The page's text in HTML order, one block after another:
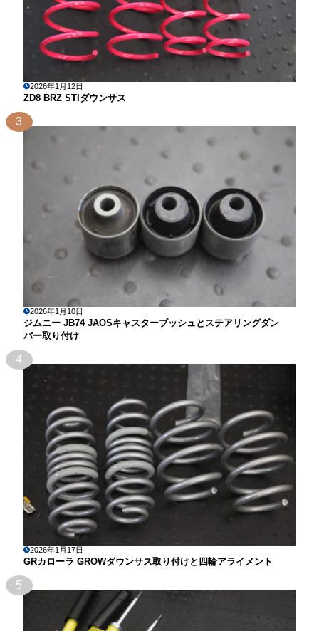
2026年1月12日
ZD8 BRZ STIダウンサス
3
2026年1月10日
ジムニー JB74 JAOSキャスターブッシュとステアリングダン
パー取り付け
4
2026年1月17日
GRカローラ GROWダウンサス取り付けと四輪アライメント
5